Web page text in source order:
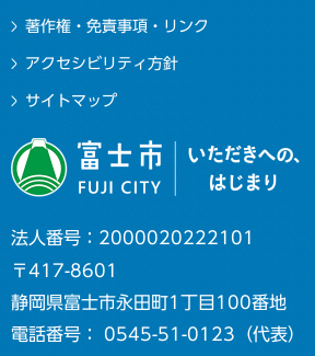
著作権・免責事項・リンク
アクセシビリティ方針
サイトマップ
法人番号：2000020222101
〒417-8601
静岡県富士市永田町1丁目100番地
電話番号： 0545-51-0123（代表）